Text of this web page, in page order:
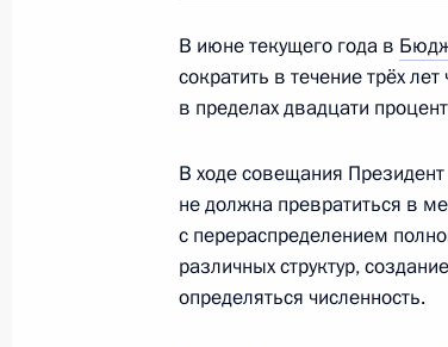
22 сентября 2010 года, 10:00
21 сентября 2010 года,
Телефонный разговор с
21 сентября 2010 года, 18:20
В июне текущего года в
сократить в течение трёх
в пределах двадцати
В ходе совещания
не должна превратиться в
с перераспределением
различных структур,
определяться численность.